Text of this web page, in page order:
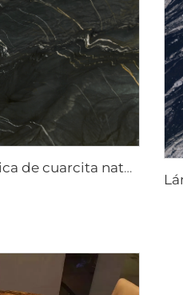
Lámina de piedra exótica de cuarcita natural Black Storm